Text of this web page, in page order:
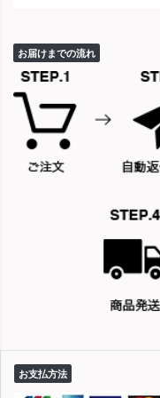
お届けまでの流れ
お支払方法